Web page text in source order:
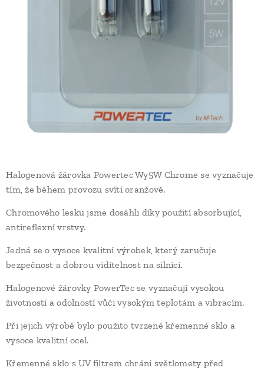
Halogenová žárovka Powertec Wy5W Chrome se vyznačuje
tím, že během provozu svítí oranžově.
Chromového lesku jsme dosáhli díky použití absorbující,
antireflexní vrstvy.
Jedná se o vysoce kvalitní výrobek, který zaručuje
bezpečnost a dobrou viditelnost na silnici.
Halogenové žárovky PowerTec se vyznačují vysokou
životností a odolností vůči vysokým teplotám a vibracím.
Při jejich výrobě bylo použito tvrzené křemenné sklo a
vysoce kvalitní ocel.
Křemenné sklo s UV filtrem chrání světlomety před